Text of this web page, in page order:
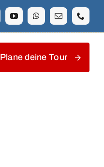
Plane deine Tour